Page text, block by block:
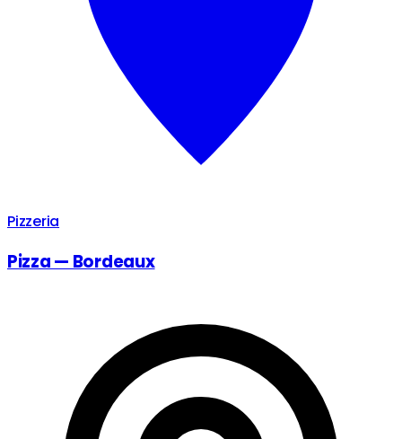
Pizzeria
Pizza — Bordeaux